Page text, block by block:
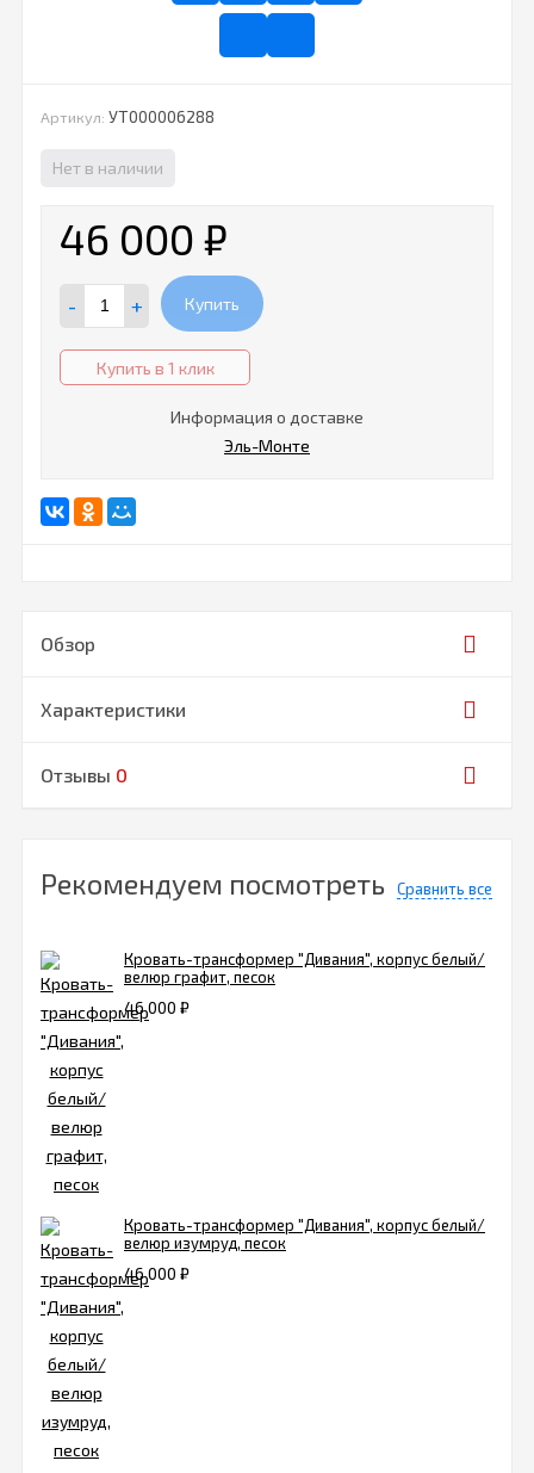
Артикул: УТ000006288
Нет в наличии
46 000 ₽
- + Купить
Купить в 1 клик
Информация о доставке
Эль-Монте
Обзор
Характеристики
Отзывы 0
Рекомендуем посмотреть Сравнить все
Кровать-трансформер "Дивания", корпус белый/
велюр графит, песок
46 000 ₽
Кровать-трансформер "Дивания", корпус белый/
велюр изумруд, песок
46 000 ₽